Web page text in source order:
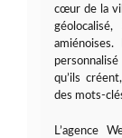
cœur de la
qu’ils
des mots-
L’agence